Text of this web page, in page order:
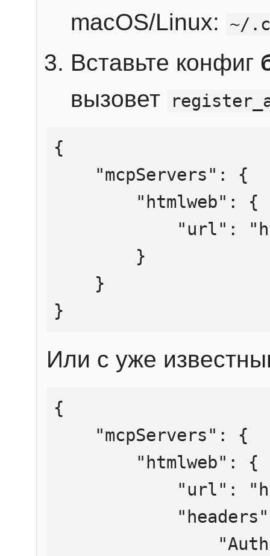
macOS/Linux: ~/
Вставьте конфиг
вызовет
{
}
Или с уже
{